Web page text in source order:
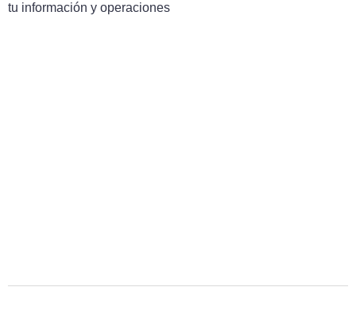
tu información y operaciones